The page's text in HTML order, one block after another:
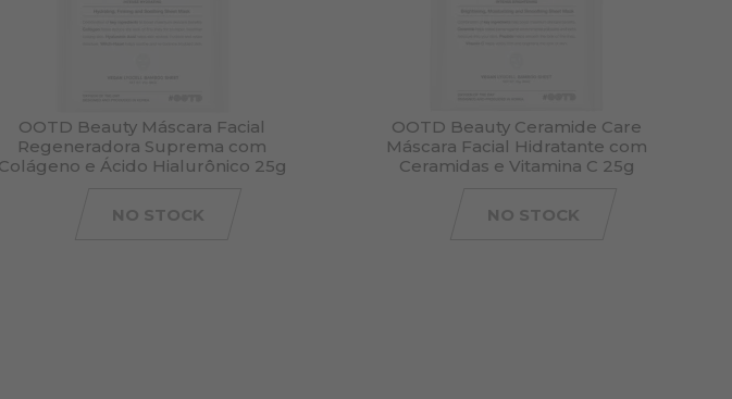
OOTD Beauty Máscara Facial
Regeneradora Suprema com
Colágeno e Ácido Hialurônico 25g
NO STOCK
OOTD Beauty Ceramide Care
Máscara Facial Hidratante com
Ceramidas e Vitamina C 25g
NO STOCK